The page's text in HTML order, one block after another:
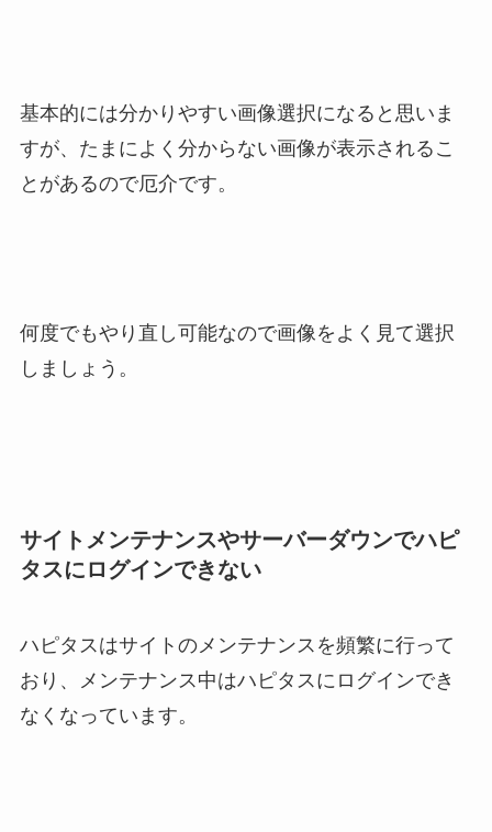
基本的には分かりやすい画像選択になると思いま
すが、たまによく分からない画像が表示されるこ
とがあるので厄介です。
何度でもやり直し可能なので画像をよく見て選択
しましょう。
サイトメンテナンスやサーバーダウンでハピ
タスにログインできない
ハピタスはサイトのメンテナンスを頻繁に行って
おり、メンテナンス中はハピタスにログインでき
なくなっています。